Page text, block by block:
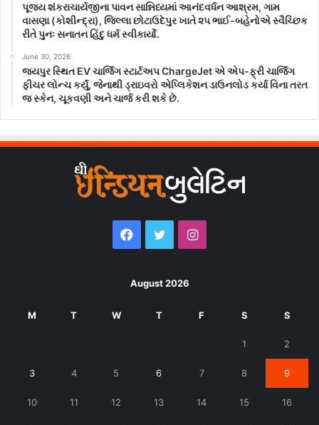
પૂજ્ય શંકરાચાર્યજીના પાવન સાન્નિધ્યમાં આનંદવર્ધન આશ્રમ, ગામ
વાસણા (કોશીન્દ્રા), જિલ્લા છોટાઉદેપુર ખાતે ૨૫ ભાઈ-બહેનોએ સ્વૈચ્છિક
રીતે પુનઃ સનાતન હિંદુ ધર્મ સ્વીકાર્યો.
June 30, 2026
જયપુર સ્થિત EV ચાર્જિંગ સ્ટાર્ટઅપ ChargeJet એ એપ-ફ્રી ચાર્જિંગ
ફીચર લોન્ચ કર્યું, જેનાથી ડ્રાઇવરો એપ્લિકેશન ડાઉનલોડ કર્યા વિના તરત
જ સ્કેન, ચૂકવણી અને ચાર્જ કરી શકે છે.
Facebook
TwitterInstagram
August 2026
M T W T F S S
1 2
3 4 5 6 7 8 9
10 11 12 13 14 15 16